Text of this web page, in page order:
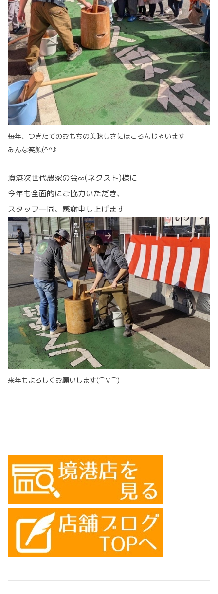
毎年、つきたてのおもちの美味しさにほころんじゃいます
みんな笑顔(^^♪
境港次世代農家の会∞(ネクスト)様に
今年も全面的にご協力いただき、
スタッフ一同、感謝申し上げます
来年もよろしくお願いします(⌒∇⌒)